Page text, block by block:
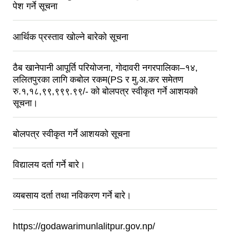
पेश गर्ने सूचना
आर्थिक प्रस्ताव खोल्ने बारेको सूचना
ठैब खानेपानी आपूर्ति परियोजना, गोदावरी नगरपालिका–१४,
ललितपुरका लागि कबोल रकम(PS र मु.अ.कर समेतण
रु.१,१८,९९,९९९.९९/- को बोलपत्र स्वीकृत गर्ने आशयको
सूचना।
बोलपत्र स्वीकृत गर्ने आशयको सूचना
विद्यालय दर्ता गर्ने बारे।
व्यबसाय दर्ता तथा नविकरण गर्ने बारे।
https://godawarimunlalitpur.gov.np/